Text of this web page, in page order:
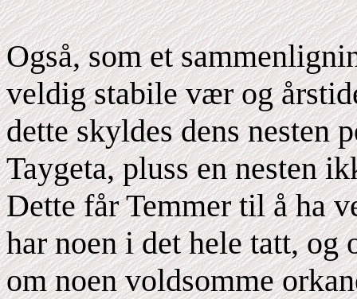
Også, som et
veldig stabile vær og
dette skyldes dens nesten
Taygeta, pluss en nesten
Dette får Temmer til å ha
har noen i det hele tatt,
om noen voldsomme